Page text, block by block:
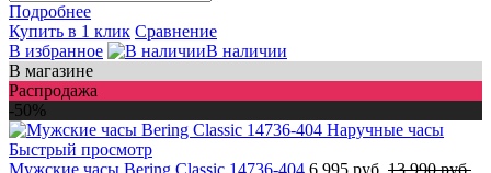
Подробнее
Купить в 1 клик Сравнение
В избранное
В наличии
В магазине
Распродажа
-50%
Быстрый просмотр
Мужские часы Bering Classic 14736-404 6 995 руб. 13 990 руб.